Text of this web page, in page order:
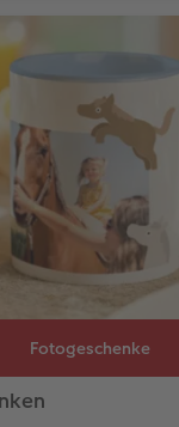
Fotogeschenke